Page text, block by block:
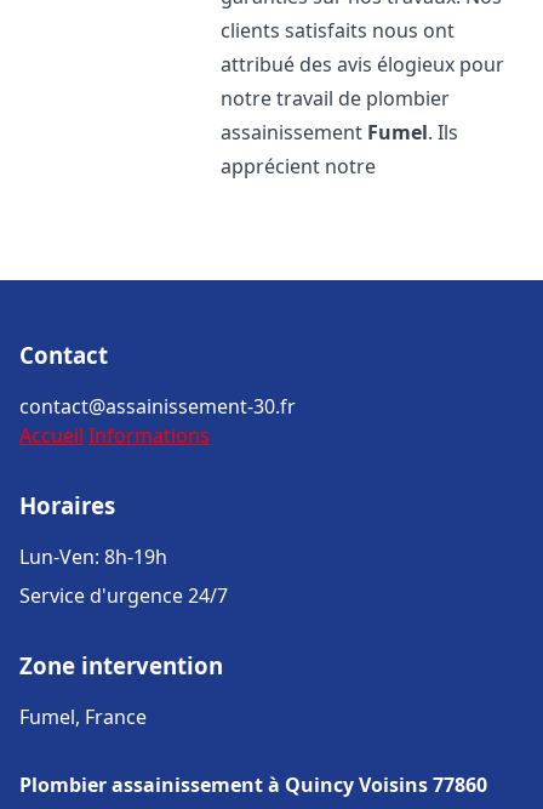
clients satisfaits nous ont
attribué des avis élogieux pour
notre travail de plombier
assainissement Fumel. Ils
apprécient notre
Contact
contact@assainissement-30.fr
Accueil Informations
Horaires
Lun-Ven: 8h-19h
Service d'urgence 24/7
Zone intervention
Fumel, France
Plombier assainissement à Quincy Voisins 77860